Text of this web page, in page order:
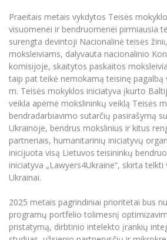
Praeitais metais vykdytos Teisės
visuomenei ir bendruomenei pirmiausia
surengta devintoji Nacionalinė teisės
moksleiviams, dalyvauta nacionalinio
komisijoje, skaitytos paskaitos
taip pat teikė nemokamą teisinę pagalbą
m. Teisės mokyklos iniciatyva įkurto
veikla apėmė mokslininkų veiklą Teisės
bendradarbiavimo sutarčių pasirašymą
Ukrainoje, bendrus mokslinius ir kitus
partneriais, humanitarinių iniciatyvų
inicijuota visą Lietuvos teisininkų
iniciatyva „Lawyers4Ukraine“, skirta
Ukrainai.
2025 metais pagrindiniai prioritetai bus
programų portfelio tolimesnį
pristatymą, dirbtinio intelekto įrankių